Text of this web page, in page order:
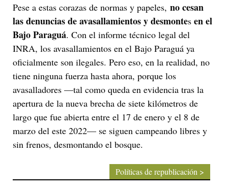
Pese a estas corazas de normas y papeles, no cesan
las denuncias de avasallamientos y desmontes en el
Bajo Paraguá. Con el informe técnico legal del
INRA, los avasallamientos en el Bajo Paraguá ya
oficialmente son ilegales. Pero eso, en la realidad, no
tiene ninguna fuerza hasta ahora, porque los
avasalladores —tal como queda en evidencia tras la
apertura de la nueva brecha de siete kilómetros de
largo que fue abierta entre el 17 de enero y el 8 de
marzo del este 2022— se siguen campeando libres y
sin frenos, desmontando el bosque.
Políticas de republicación >